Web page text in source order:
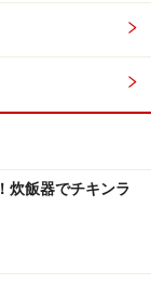
炊飯器でチキンラ